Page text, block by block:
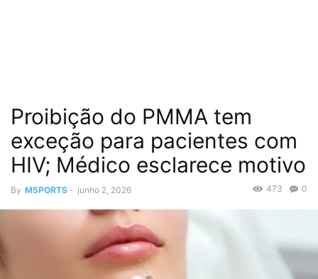
Proibição do PMMA tem
exceção para pacientes com
HIV; Médico esclarece motivo
By M5PORTS - junho 2, 2026 0
473